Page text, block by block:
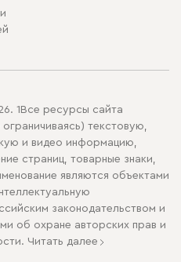
1Все ресурсы сайта
текстовую,
и видео информацию,
страниц, товарные знаки,
являются объектами
законодательством и
об охране авторских прав и
Читать далее